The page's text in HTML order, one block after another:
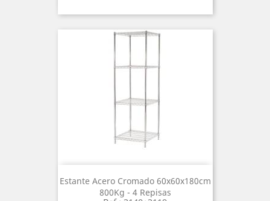
Estante Acero Cromado 60x60x180cm
800Kg - 4 Repisas